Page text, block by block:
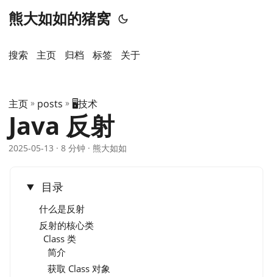
熊大如如的猪窝
搜索 主页 ️归档 标签 关于
主页 » posts » 🖥️技术
Java 反射
2025-05-13 · 8 分钟 · 熊大如如
目录
什么是反射
反射的核心类
Class 类
简介
获取 Class 对象